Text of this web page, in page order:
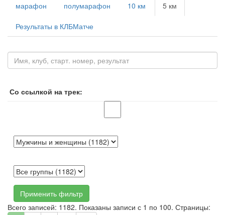
марафон полумарафон 10 км 5 км
Результаты в КЛБМатче
Со ссылкой на трек:
Применить фильтр
Всего записей: 1182. Показаны записи с 1 по 100. Страницы: